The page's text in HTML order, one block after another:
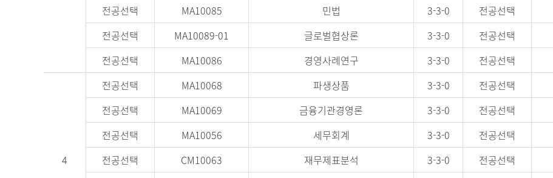
전공선택
MA10085 민법 3-3-0 전공선택
전공선택
MA10089-01 글로벌협상론 3-3-0 전공선택
전공선택
MA10086 경영사례연구 3-3-0 전공선택
4
전공선택 MA10068 파생상품 3-3-0 전공선택
전공선택
MA10069 금융기관경영론 3-3-0 전공선택
전공선택
MA10056 세무회계 3-3-0 전공선택
전공선택
CM10063 재무제표분석 3-3-0 전공선택